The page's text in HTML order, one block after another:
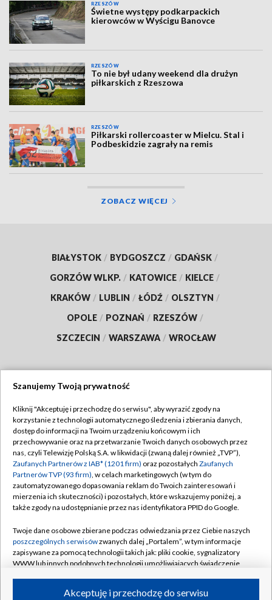
RZESZÓW
Świetne występy podkarpackich
kierowców w Wyścigu Banovce
RZESZÓW
To nie był udany weekend dla drużyn
piłkarskich z Rzeszowa
RZESZÓW
Piłkarski rollercoaster w Mielcu. Stal i
Podbeskidzie zagrały na remis
ZOBACZ WIĘCEJ
BIAŁYSTOK / BYDGOSZCZ / GDAŃSK /
GORZÓW WLKP. / KATOWICE / KIELCE /
KRAKÓW / LUBLIN / ŁÓDŹ / OLSZTYN /
OPOLE / POZNAŃ / RZESZÓW /
SZCZECIN / WARSZAWA / WROCŁAW
TVP
Abonament TVP
Emisja w TVP
Centrum informacji TVP
Naziemna Telewizja Cyfrowa
Rada Programowa
System NOS
Informacje o nadawcy
Regulamin TVP
Polityka prywatności
Moje zgody
Pomoc
Kontakt
Kanały
Szanujemy Twoją prywatność
Kliknij "Akceptuję i przechodzę do serwisu", aby wyrazić zgody na
korzystanie z technologii automatycznego śledzenia i zbierania danych,
dostęp do informacji na Twoim urządzeniu końcowym i ich
przechowywanie oraz na przetwarzanie Twoich danych osobowych przez
nas, czyli Telewizję Polską S.A. w likwidacji (zwaną dalej również „TVP”),
Zaufanych Partnerów z IAB* (1201 firm) oraz pozostałych Zaufanych
Partnerów TVP (93 firm), w celach marketingowych (w tym do
zautomatyzowanego dopasowania reklam do Twoich zainteresowań i
mierzenia ich skuteczności) i pozostałych, które wskazujemy poniżej, a
także zgody na udostępnianie przez nas identyfikatora PPID do Google.
Twoje dane osobowe zbierane podczas odwiedzania przez Ciebie naszych
poszczególnych serwisówzwanych dalej „Portalem”, w tym informacje
zapisywane za pomocą technologii takich jak: pliki cookie, sygnalizatory
WWW lub innych podobnych technologii umożliwiających świadczenie
ruchu w Internecie.Akceptuję i przechodzę do serwisu